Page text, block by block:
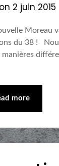
2 juin 2015
Moreau
du 38 !
more